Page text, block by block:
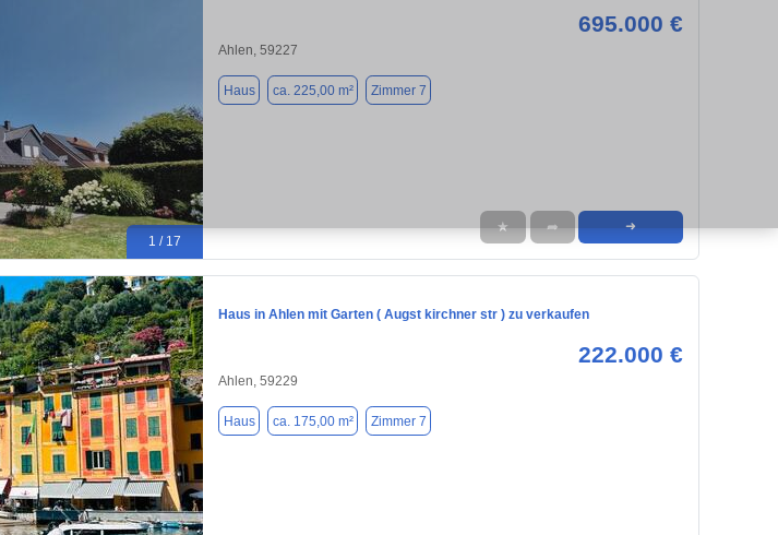
1 / 17
695.000 €
Ahlen, 59227
Haus ca. 225,00 m² Zimmer 7
★ ➦ ➜
Haus in Ahlen mit Garten ( Augst kirchner str ) zu verkaufen
222.000 €
Ahlen, 59229
Haus ca. 175,00 m² Zimmer 7